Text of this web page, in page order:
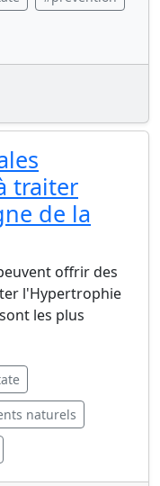
traiter
de la
offrir des
l'Hypertrophie
les plus
naturels